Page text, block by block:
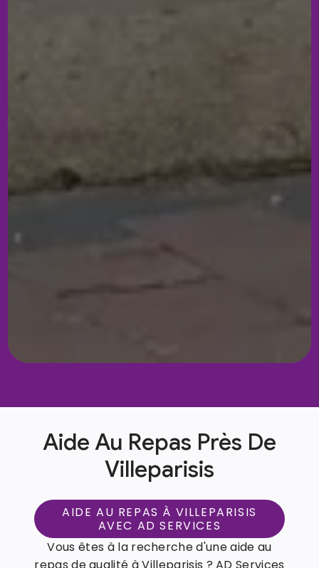
Aide Au Repas Près De
Villeparisis
AIDE AU REPAS À VILLEPARISIS
AVEC AD SERVICES
Vous êtes à la recherche d'une aide au